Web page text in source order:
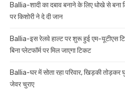
Ballia-शादी का दबाव बनाने के लिए धोखे से बना
पर किशोरी ने दे दी जान
Ballia-इस रेलवे हाल्ट पर शुरू हुई एम-यूटीएस
बिना प्लेटफॉर्म पर मिल जाएगा टिकट
Ballia-घर में सोता रहा परिवार, खिड़की
जेवर चुराए